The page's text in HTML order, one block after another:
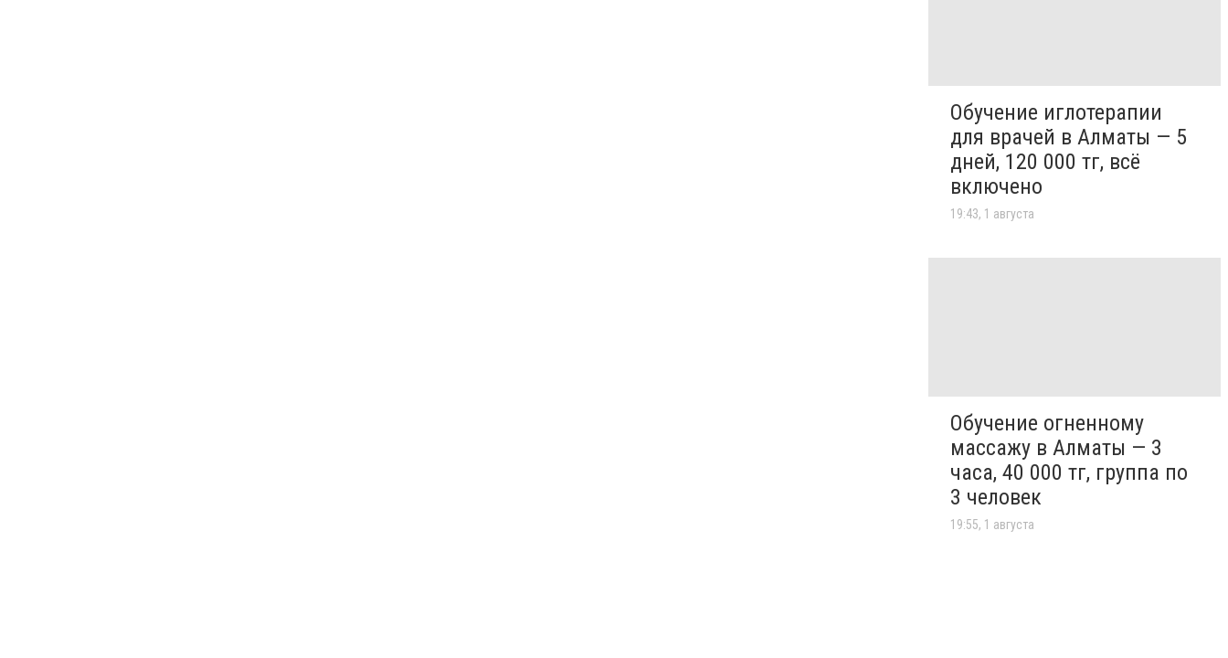
Обучение иглотерапии
для врачей в Алматы — 5
дней, 120 000 тг, всё
включено
19:43, 1 августа
Обучение огненному
массажу в Алматы — 3
часа, 40 000 тг, группа по
3 человек
19:55, 1 августа